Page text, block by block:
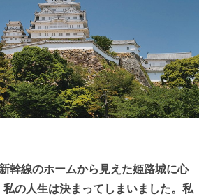
幹線のホームから見えた姫路城に心
私の人生は決まってしまいました。私